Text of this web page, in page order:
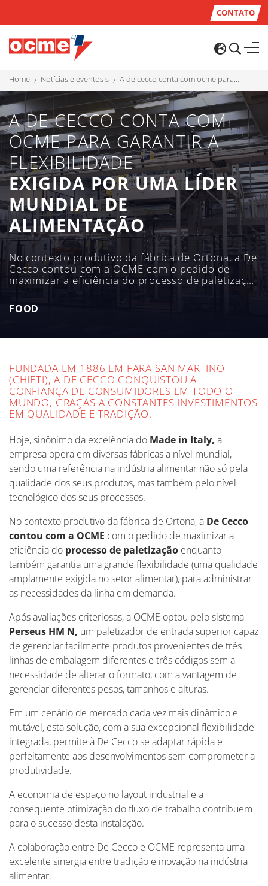
CONTATO
home notícias e eventos s a de cecco conta com ocme para garantir a flexibilidade exigida por uma líder mundial de alimentação
A DE CECCO CONTA COM
OCME PARA GARANTIR A
FLEXIBILIDADE
EXIGIDA POR UMA LÍDER
MUNDIAL DE
ALIMENTAÇÃO
No contexto produtivo da fábrica de Ortona, a De
Cecco contou com a OCME com o pedido de
maximizar a eficiência do processo de paletização
flexibilidade (uma qualidade amplamente exigida
no setor alimentar), para administrar as
FOOD
FUNDADA EM 1886 EM FARA SAN MARTINO
(CHIETI), A DE CECCO CONQUISTOU A
CONFIANÇA DE CONSUMIDORES EM TODO O
MUNDO, GRAÇAS A CONSTANTES INVESTIMENTOS
EM QUALIDADE E TRADIÇÃO.
Hoje, sinônimo da excelência do Made in Italy, a
empresa opera em diversas fábricas a nível mundial,
sendo uma referência na indústria alimentar não só pela
qualidade dos seus produtos, mas também pelo nível
tecnológico dos seus processos.
No contexto produtivo da fábrica de Ortona, a De Cecco
contou com a OCME com o pedido de maximizar a
eficiência do processo de paletização enquanto
também garantia uma grande flexibilidade (uma qualidade
amplamente exigida no setor alimentar), para administrar
as necessidades da linha em demanda.
Após avaliações criteriosas, a OCME optou pelo sistema
Perseus HM N, um paletizador de entrada superior capaz
de gerenciar facilmente produtos provenientes de três
linhas de embalagem diferentes e três códigos sem a
necessidade de alterar o formato, com a vantagem de
gerenciar diferentes pesos, tamanhos e alturas.
Em um cenário de mercado cada vez mais dinâmico e
mutável, esta solução, com a sua excepcional flexibilidade
integrada, permite à De Cecco se adaptar rápida e
perfeitamente aos desenvolvimentos sem comprometer a
produtividade.
A economia de espaço no layout industrial e a
consequente otimização do fluxo de trabalho contribuem
para o sucesso desta instalação.
A colaboração entre De Cecco e OCME representa uma
excelente sinergia entre tradição e inovação na indústria
alimentar.